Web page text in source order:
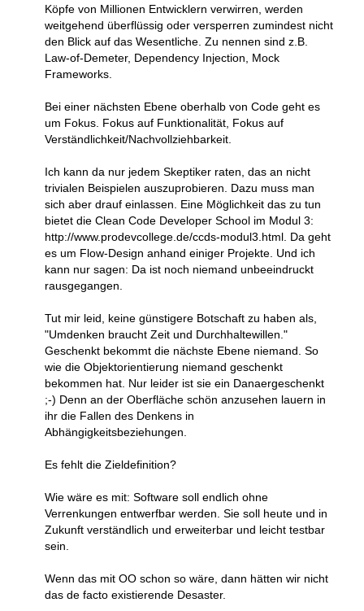
Köpfe von Millionen Entwicklern verwirren, werden
weitgehend überflüssig oder versperren zumindest nicht
den Blick auf das Wesentliche. Zu nennen sind z.B.
Law-of-Demeter, Dependency Injection, Mock
Frameworks.
Bei einer nächsten Ebene oberhalb von Code geht es
um Fokus. Fokus auf Funktionalität, Fokus auf
Verständlichkeit/Nachvollziehbarkeit.
Ich kann da nur jedem Skeptiker raten, das an nicht
trivialen Beispielen auszuprobieren. Dazu muss man
sich aber drauf einlassen. Eine Möglichkeit das zu tun
bietet die Clean Code Developer School im Modul 3:
http://www.prodevcollege.de/ccds-modul3.html. Da geht
es um Flow-Design anhand einiger Projekte. Und ich
kann nur sagen: Da ist noch niemand unbeeindruckt
rausgegangen.
Tut mir leid, keine günstigere Botschaft zu haben als,
"Umdenken braucht Zeit und Durchhaltewillen."
Geschenkt bekommt die nächste Ebene niemand. So
wie die Objektorientierung niemand geschenkt
bekommen hat. Nur leider ist sie ein Danaergeschenkt
;-) Denn an der Oberfläche schön anzusehen lauern in
ihr die Fallen des Denkens in
Abhängigkeitsbeziehungen.
Es fehlt die Zieldefinition?
Wie wäre es mit: Software soll endlich ohne
Verrenkungen entwerfbar werden. Sie soll heute und in
Zukunft verständlich und erweiterbar und leicht testbar
sein.
Wenn das mit OO schon so wäre, dann hätten wir nicht
das de facto existierende Desaster.